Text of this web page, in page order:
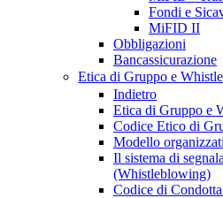
Fondi e
MiFID II
Obbligazioni
Bancassicurazione
Etica di Gruppo e
Indietro
Etica di Gruppo e
Codice Etico di
Modello
Il sistema di
(Whistleblowing)
Codice di